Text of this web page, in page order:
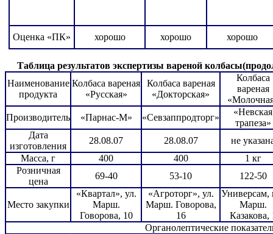
Оценка «ПК» хорошо хорошо хорошо
Таблица результатов экспертизы вареной
Наименование
продукта
Колбаса вареная
«Русская»
Колбаса вареная
«Докторская»
Колбаса
вареная
Производитель
«Парнас-М» «Севзаппродторг»
«Невская
трапеза»
Дата
изготовления
28.08.07 28.08.07
не
Масса, г
400 400
1 кг
Розничная
цена
69-40 53-10 122-50
Место закупки
«Квартал», ул.
Марш.
Говорова, 10
«Агроторг», ул.
Марш. Говорова,
16
Универсам,
Марш.
Казакова,
Органолептические